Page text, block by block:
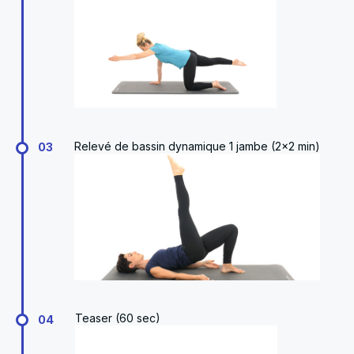
03 Relevé de bassin dynamique 1 jambe (2x2 min)
04 Teaser (60 sec)